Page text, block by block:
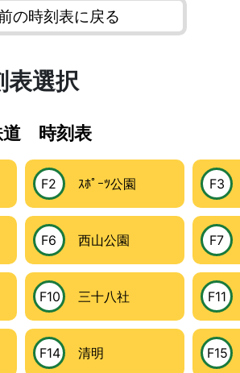
の時刻表に戻る
表選択
道 時刻表
F2 ｽﾎﾟｰﾂ公園 F3
F6 西山公園 F7
F10 三十八社 F11
F14 清明 F15